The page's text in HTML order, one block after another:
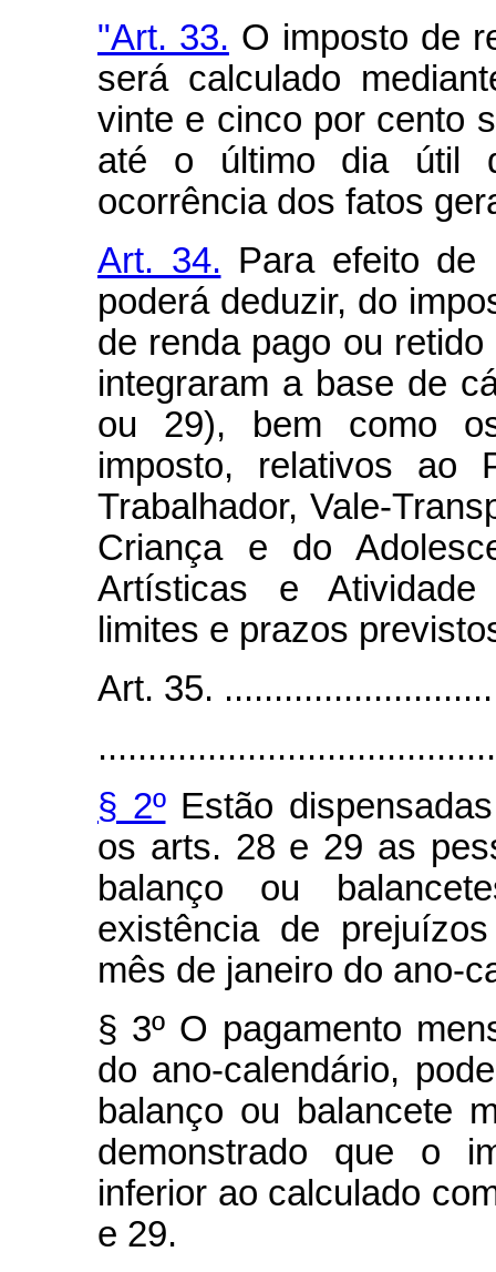
"Art. 33. O imposto de
será calculado
vinte e cinco por cento
até o último dia útil
ocorrência dos fatos
Art. 34. Para efeito de
poderá deduzir, do
de renda pago ou
integraram a base de
ou 29), bem como
imposto, relativos ao
Trabalhador, Vale-
Criança e do
Artísticas e Atividade
limites e prazos
Art. 35.
§ 2ºEstão
os arts. 28 e 29 as
balanço ou
existência de
mês de janeiro do ano-
§ 3º O pagamento
do ano-calendário,
balanço ou balancete
demonstrado que o
inferior ao calculado
e 29.